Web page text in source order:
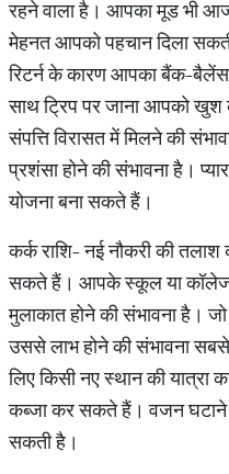
रहने वाला है। आपका मूड भी
मेहनत आपको पहचान दिला
रिटर्न के कारण आपका बैंक-
साथ ट्रिप पर जाना आपको
संपत्ति विरासत में मिलने की
प्रशंसा होने की संभावना है।
योजना बना सकते हैं।
कर्क राशि- नई नौकरी की
सकते हैं। आपके स्कूल या कॉलेज
मुलाकात होने की संभावना है।
उससे लाभ होने की संभावना
लिए किसी नए स्थान की यात्रा
कब्जा कर सकते हैं। वजन घटाने
सकती है।